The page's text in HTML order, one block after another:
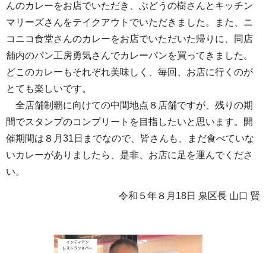
んのカレーをお店でいただき、ぶどうの樹さんとキッチン
マリーズさんをテイクアウトでいただきました。また、ニ
コニコ食堂さんのカレーをお店でいただいた帰りに、同店
舗内のパン工房勇気さんでカレーパンを買ってきました。
どこのカレーもそれぞれ美味しく、毎回、お店に行くのが
とても楽しいです。
全店舗制覇に向けての中間地点８店舗ですが、残りの期
間でスタンプのコンプリートを目指したいと思います。開
催期間は８月31日までなので、皆さんも、まだ食べていな
いカレーがありましたら、是非、お店に足を運んでくださ
い。
令和５年８月18日 泉区長 山口 賢